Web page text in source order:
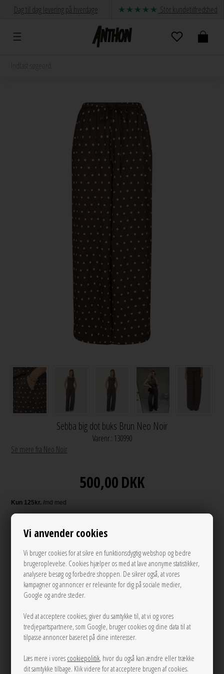
Vi anvender cookies
Vi bruger cookies for at sikre en funktionsdygtig webshop og bedre
brugeroplevelse. Cookies hjælper os med at lave anonyme statistikker,
analysere besøg og forbedre shoppen. De sikrer også, at vores
kampagner og annoncer er relevante for dig på sociale medier,
Google og andre steder.
Ved at acceptere cookies, giver du samtykke til, at vi og vores
tredjepartspartnere, som Google, bruger cookies og dine data til at
tilpasse annoncer baseret på dine interesser.
Læs mere i vores cookiepolitik, hvor du også kan ændre eller trække
dit samtykke tilbage. Klik videre for at acceptere brugen af cookies.
Dag til dag levering på hverdage Stor kundetilfredshed
Sebba big dot buks Brun Neo Noir
Varenr.: 130990
Se mere fra Neo Noir
500,00DKK
Andre varianter
UDSOLGT
LÆG I KURVEN